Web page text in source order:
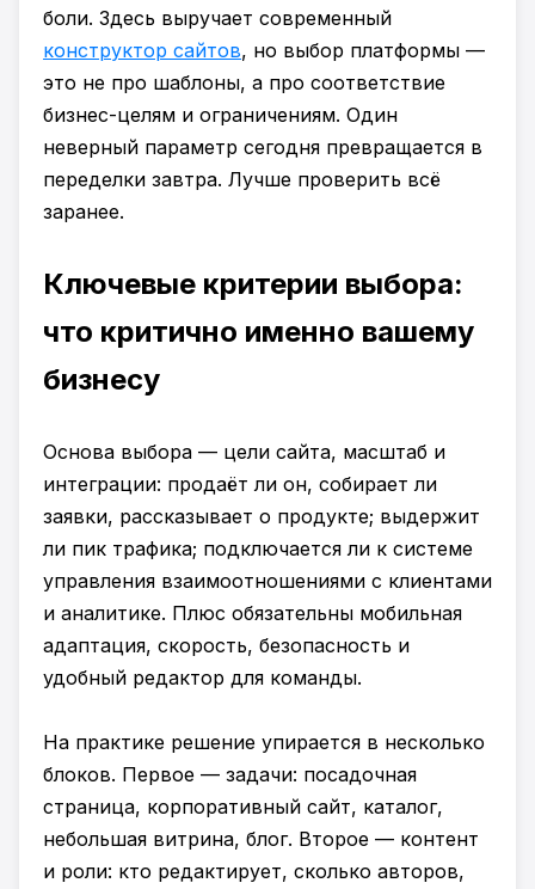
боли. Здесь выручает современный
конструктор сайтов, но выбор платформы —
это не про шаблоны, а про соответствие
бизнес-целям и ограничениям. Один
неверный параметр сегодня превращается в
переделки завтра. Лучше проверить всё
заранее.
Ключевые критерии выбора:
что критично именно вашему
бизнесу
Основа выбора — цели сайта, масштаб и
интеграции: продаёт ли он, собирает ли
заявки, рассказывает о продукте; выдержит
ли пик трафика; подключается ли к системе
управления взаимоотношениями с клиентами
и аналитике. Плюс обязательны мобильная
адаптация, скорость, безопасность и
удобный редактор для команды.
На практике решение упирается в несколько
блоков. Первое — задачи: посадочная
страница, корпоративный сайт, каталог,
небольшая витрина, блог. Второе — контент
и роли: кто редактирует, сколько авторов,